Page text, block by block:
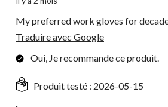
My preferred work gloves for
Traduire avec Google
Oui, Je recommande ce produit.
Produit testé : 2026-05-15